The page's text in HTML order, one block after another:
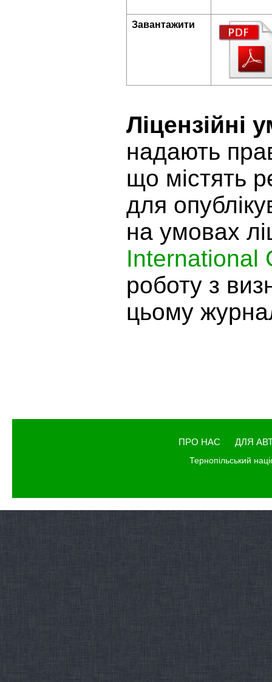
Завантажити
Ліцензійні
надають
що містять
для
на умовах
International
роботу з
цьому
ПРО НАС ДЛЯ
Тернопільський